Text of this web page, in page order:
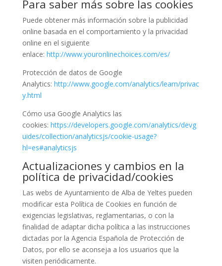
Para saber más sobre las cookies
Puede obtener más información sobre la publicidad
online basada en el comportamiento y la privacidad
online en el siguiente
enlace: http://www.youronlinechoices.com/es/
Protección de datos de Google
Analytics: http://www.google.com/analytics/learn/privac
y.html
Cómo usa Google Analytics las
cookies: https://developers.google.com/analytics/devg
uides/collection/analyticsjs/cookie-usage?
hl=es#analyticsjs
Actualizaciones y cambios en la
política de privacidad/cookies
Las webs de Ayuntamiento de Alba de Yeltes pueden
modificar esta Política de Cookies en función de
exigencias legislativas, reglamentarias, o con la
finalidad de adaptar dicha política a las instrucciones
dictadas por la Agencia Española de Protección de
Datos, por ello se aconseja a los usuarios que la
visiten periódicamente.